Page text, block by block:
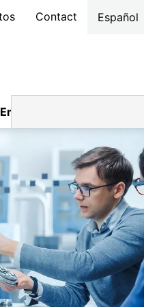
Contact Español
Empleo